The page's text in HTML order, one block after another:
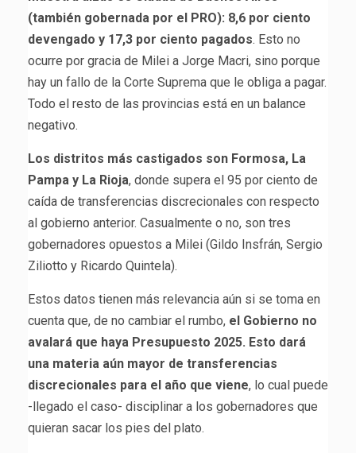
(también gobernada por el PRO): 8,6 por ciento
devengado y 17,3 por ciento pagados. Esto no
ocurre por gracia de Milei a Jorge Macri, sino porque
hay un fallo de la Corte Suprema que le obliga a pagar.
Todo el resto de las provincias está en un balance
negativo.
Los distritos más castigados son Formosa, La
Pampa y La Rioja, donde supera el 95 por ciento de
caída de transferencias discrecionales con respecto
al gobierno anterior. Casualmente o no, son tres
gobernadores opuestos a Milei (Gildo Insfrán, Sergio
Ziliotto y Ricardo Quintela).
Estos datos tienen más relevancia aún si se toma en
cuenta que, de no cambiar el rumbo, el Gobierno no
avalará que haya Presupuesto 2025. Esto dará
una materia aún mayor de transferencias
discrecionales para el año que viene, lo cual puede
-llegado el caso- disciplinar a los gobernadores que
quieran sacar los pies del plato.